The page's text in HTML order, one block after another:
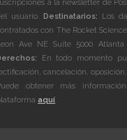
a la newsletter de
usuario. Destinatarios: Los
con The Rocket
Ave NE Suite 5000
En todo momento
cancelación,
obtener más
aquí.